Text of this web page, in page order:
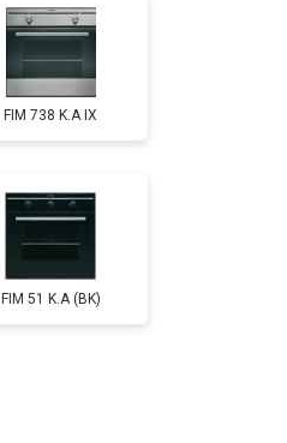
FIM 738 K.A IX
FIM 51 K.A (BK)